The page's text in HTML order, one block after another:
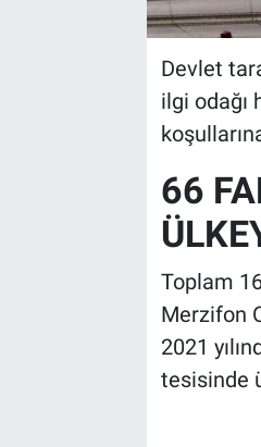
Devlet
ilgi odağı
66
Toplam
Merzifon
2021
tesisinde